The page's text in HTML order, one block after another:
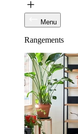
Menu
Rangements